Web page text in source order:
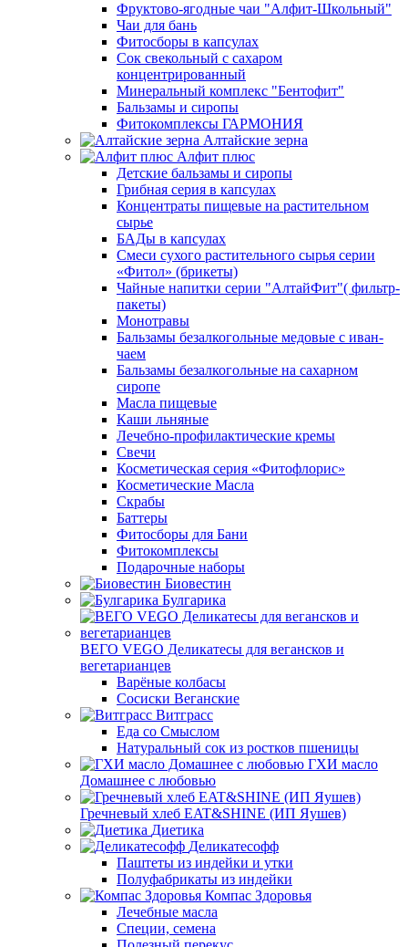
Фруктово-ягодные чаи "Алфит-Школьный"
Чаи для бань
Фитосборы в капсулах
Сок свекольный с сахаром
концентрированный
Минеральный комплекс "Бентофит"
Бальзамы и сиропы
Фитокомплексы ГАРМОНИЯ
Алтайские зерна
Алфит плюс
Детские бальзамы и сиропы
Грибная серия в капсулах
Концентраты пищевые на растительном
сырье
БАДы в капсулах
Смеси сухого растительного сырья серии
«Фитол» (брикеты)
Чайные напитки серии "АлтайФит"( фильтр-
пакеты)
Монотравы
Бальзамы безалкогольные медовые с иван-
чаем
Бальзамы безалкогольные на сахарном
сиропе
Масла пищевые
Каши льняные
Лечебно-профилактические кремы
Свечи
Косметическая серия «Фитофлорис»
Косметические Масла
Скрабы
Баттеры
Фитосборы для Бани
Фитокомплексы
Подарочные наборы
Биовестин
Булгарика
ВЕГО VEGO Деликатесы для вегансков и
вегетарианцев
Варёные колбасы
Сосиски Веганские
Витграсс
Еда со Смыслом
Натуральный сок из ростков пшеницы
ГХИ масло
Домашнее с любовью
Гречневый хлеб EAT&SHINE (ИП Яушев)
Диетика
Деликатесофф
Паштеты из индейки и утки
Полуфабрикаты из индейки
Компас Здоровья
Лечебные масла
Специи, семена